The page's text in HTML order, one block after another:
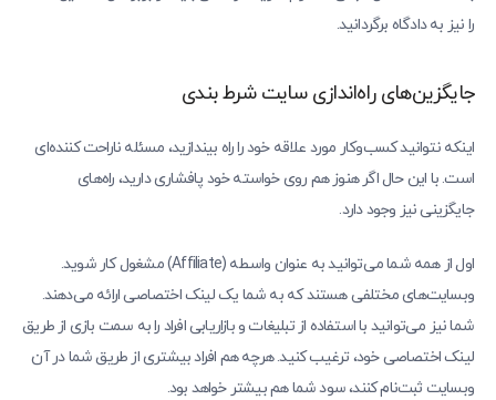
را نیز به دادگاه برگردانید.
جایگزین‌های راه‌اندازی سایت‌ شرط بندی
اینکه نتوانید کسب‌وکار مورد علاقه خود را راه بیندازید، مسئله ناراحت‌ کننده‌ای
است. با این حال اگر هنوز هم روی خواسته خود پافشاری دارید، راه‌های
جایگزینی نیز وجود دارد.
اول از همه شما می‌توانید به عنوان واسطه (Affiliate) مشغول کار شوید.
وبسایت‌های مختلفی هستند که به شما یک لینک اختصاصی ارائه می‌دهند.
شما نیز می‌توانید با استفاده از تبلیغات و بازاریابی افراد را به سمت بازی از طریق
لینک اختصاصی خود، ترغیب کنید. هرچه هم افراد بیشتری از طریق شما در آن
وبسایت ثبت‌نام کنند، سود شما هم بیشتر خواهد بود‌.